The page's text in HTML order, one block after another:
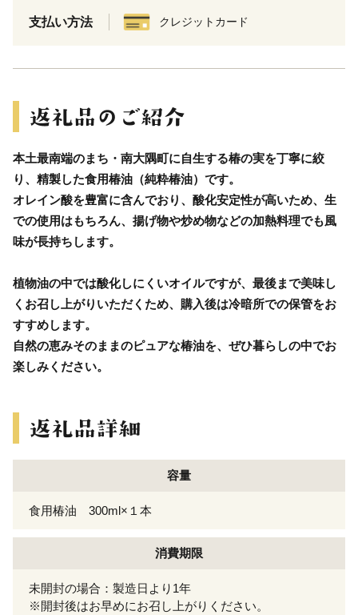
支払い方法 クレジットカード
本土最南端のまち・南大隅町に自生する椿の実を丁寧に絞
り、精製した食用椿油（純粋椿油）です。
オレイン酸を豊富に含んでおり、酸化安定性が高いため、生
での使用はもちろん、揚げ物や炒め物などの加熱料理でも風
味が長持ちします。
植物油の中では酸化しにくいオイルですが、最後まで美味し
くお召し上がりいただくため、購入後は冷暗所での保管をお
すすめします。
自然の恵みそのままのピュアな椿油を、ぜひ暮らしの中でお
楽しみください。
容量
食用椿油 300ml×１本
消費期限
未開封の場合：製造日より1年
※開封後はお早めにお召し上がりください。